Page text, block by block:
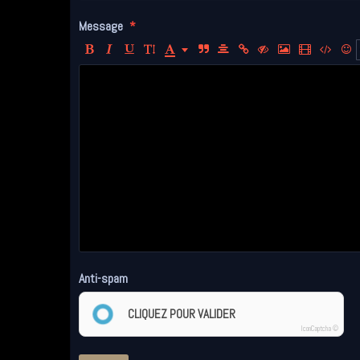
Message
Anti-spam
CLIQUEZ POUR VALIDER
IconCaptcha ©